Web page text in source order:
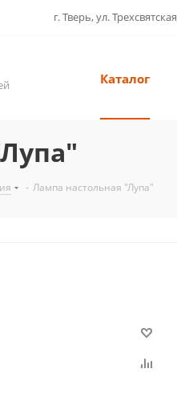
г. Тверь, ул.
Каталог
- Лампа настольная "Лупа"